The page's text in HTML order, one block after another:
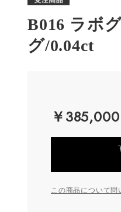
B016 ラボ
グ/0.04ct
￥
この商品について問